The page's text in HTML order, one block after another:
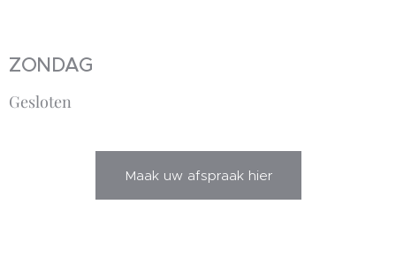
ZONDAG
Gesloten
Maak uw afspraak hier